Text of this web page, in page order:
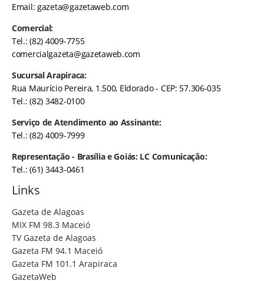
Email:gazeta@gazetaweb.com
Comercial:
Tel.: (82) 4009-7755
comercialgazeta@gazetaweb.com
Sucursal Arapiraca:
Rua Maurício Pereira, 1.500, Eldorado - CEP: 57.306-035
Tel.: (82) 3482-0100
Serviço de Atendimento ao Assinante:
Tel.: (82) 4009-7999
Representação - Brasília e Goiás: LC Comunicação:
Tel.: (61) 3443-0461
Links
Gazeta de Alagoas
MIX FM 98.3 Maceió
TV Gazeta de Alagoas
Gazeta FM 94.1 Maceió
Gazeta FM 101.1 Arapiraca
GazetaWeb